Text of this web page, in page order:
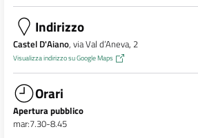
Indirizzo
Castel D'Aiano, via Val d’Aneva, 2
Visualizza indirizzo su Google Maps
Orari
Apertura pubblico
mar:7.30-8.45